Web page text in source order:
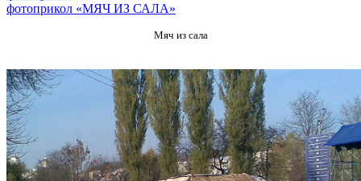
фотоприкол «МЯЧ ИЗ САЛА»
Мяч из сала